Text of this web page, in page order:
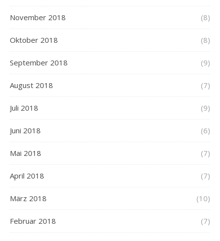
November 2018 (8)
Oktober 2018 (8)
September 2018 (9)
August 2018 (7)
Juli 2018 (9)
Juni 2018 (6)
Mai 2018 (7)
April 2018 (7)
März 2018 (10)
Februar 2018 (7)